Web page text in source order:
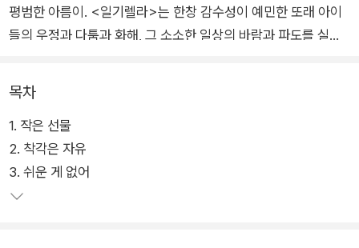
평범한 아름이. <일기렐라>는 한창 감수성이 예민한 또래 아이
들의 우정과 다툼과 화해, 그 소소한 일상의 바람과 파도를 실감
남다른 발상으로 창의적인 소재를 글로 녹여낸다는 평가를 듣는
송방순 작가는 이번 책에서도 일상을 솔직하게 써 내려가는 ‘일
기’와 어떤 마법적인 상황으로 소원이 이루어지는 ‘신데렐라’가
주는 연상을 활용해 <일기렐라>라는 호기심 가득한 이야기를
탄생시켰다. 마법의 시간, 소원이 이루어지는 일기장, 반대로 읽
목차
1. 작은 선물
2. 착각은 자유
3. 쉬운 게 없어